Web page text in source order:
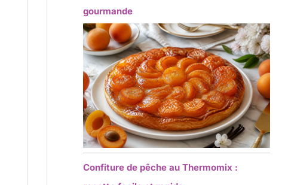
gourmande
Confiture de pêche au Thermomix :